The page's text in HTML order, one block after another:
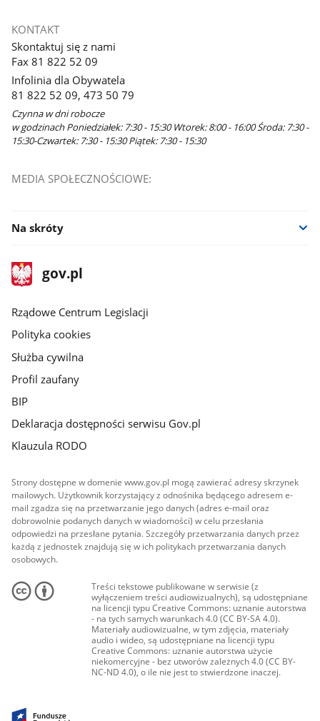
KONTAKT
Skontaktuj się z nami
Fax 81 822 52 09
Infolinia dla Obywatela
81 822 52 09, 473 50 79
Czynna w dni robocze
w godzinach Poniedziałek: 7:30 - 15:30 Wtorek: 8:00 - 16:00 Środa: 7:30 -
15:30-Czwartek: 7:30 - 15:30 Piątek: 7:30 - 15:30
MEDIA SPOŁECZNOŚCIOWE:
Na skróty
stopka
gov.plStrona
gov.pl
Rządowe Centrum Legislacji
Polityka cookies
Służba cywilna
Profil zaufany
BIP
Deklaracja dostępności serwisu Gov.pl
Klauzula RODO
Strony dostępne w domenie www.gov.pl mogą zawierać adresy skrzynek
mailowych. Użytkownik korzystający z odnośnika będącego adresem e-
mail zgadza się na przetwarzanie jego danych (adres e-mail oraz
dobrowolnie podanych danych w wiadomości) w celu przesłania
odpowiedzi na przesłane pytania. Szczegóły przetwarzania danych przez
każdą z jednostek znajdują się w ich politykach przetwarzania danych
osobowych.
Treści tekstowe publikowane w serwisie (z
wyłączeniem treści audiowizualnych), są udostępniane
na licencji typu Creative Commons: uznanie autorstwa
- na tych samych warunkach 4.0 (CC BY-SA 4.0).
Materiały audiowizualne, w tym zdjęcia, materiały
audio i wideo, są udostępniane na licencji typu
Creative Commons: uznanie autorstwa użycie
niekomercyjne - bez utworów zależnych 4.0 (CC BY-
NC-ND 4.0), o ile nie jest to stwierdzone inaczej.